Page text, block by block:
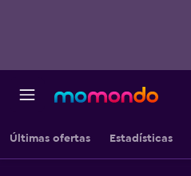
Últimas ofertas Estadísticas